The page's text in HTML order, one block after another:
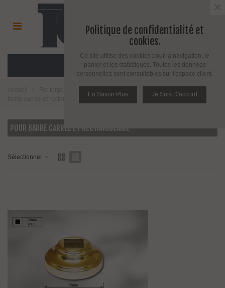
MENU
POUR BARRE CARRÉE ET RECTANGULAIRE
Sélectionner
Politique de confidentialité et
cookies.
Ce site utilise des cookies pour la navigation, le
panier et les statistiques. Toutes les données
personnelles sont consultables sur l'espace client.
En Savoir Plus Je Suis D'accord